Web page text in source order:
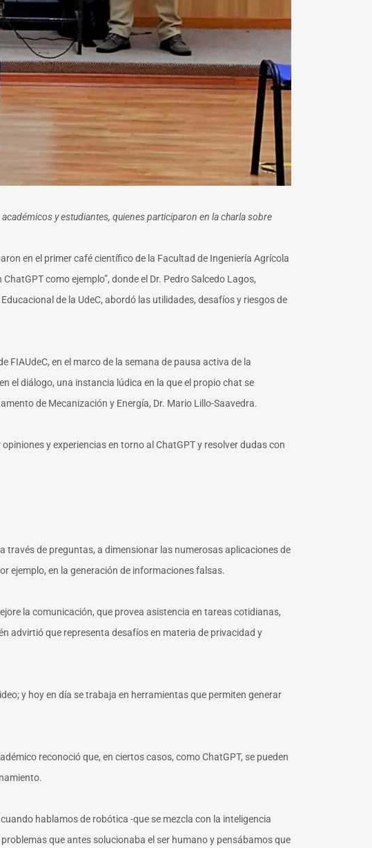
y estudiantes, quienes participaron en la charla sobre
en el primer café científico de la Facultad de Ingeniería Agrícola
como ejemplo”, donde el Dr. Pedro Salcedo Lagos,
de la UdeC, abordó las utilidades, desafíos y riesgos de
en el marco de la semana de pausa activa de la
el diálogo, una instancia lúdica en la que el propio chat se
de Mecanización y Energía, Dr. Mario Lillo-Saavedra.
y experiencias en torno al ChatGPT y resolver dudas con
través de preguntas, a dimensionar las numerosas aplicaciones de
ejemplo, en la generación de informaciones falsas.
la comunicación, que provea asistencia en tareas cotidianas,
advirtió que representa desafíos en materia de privacidad y
y hoy en día se trabaja en herramientas que permiten generar
reconoció que, en ciertos casos, como ChatGPT, se pueden
hablamos de robótica -que se mezcla con la inteligencia
que antes solucionaba el ser humano y pensábamos que